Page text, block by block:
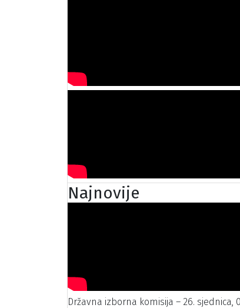
Najnovije
Državna izborna komisija – 26. sjednica,